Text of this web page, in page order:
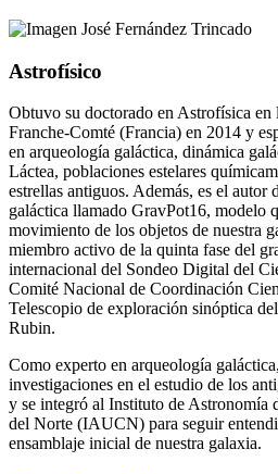
Astrofísico
Obtuvo su doctorado en Astrofísica
Franche-Comté (Francia) en 2014 y
en arqueología galáctica, dinámica
Láctea, poblaciones estelares
estrellas antiguos. Además, es el autor
galáctica llamado GravPot16, modelo
movimiento de los objetos de nuestra
miembro activo de la quinta fase del
internacional del Sondeo Digital del
Comité Nacional de Coordinación
Telescopio de exploración sinóptica
Rubin.
Como experto en arqueología
investigaciones en el estudio de los
y se integró al Instituto de Astronomía
del Norte (IAUCN) para seguir
ensamblaje inicial de nuestra galaxia.